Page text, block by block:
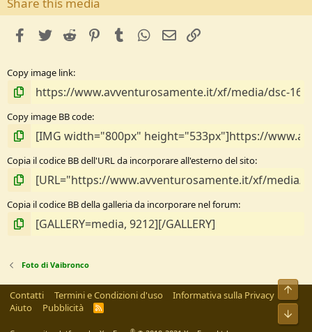
t
facebookTwitterReddit PinterestTumblrWhatsApp
e-mail
Copy image link
Copy image BB code
Copia il codice BB dell'URL da incorporare all'esterno del sito
Copia il codice BB della galleria da incorporare nel forum
Foto di Vaibronco
Contatti Termini e Condizioni d'uso
Informativa sulla Privacy
Aiuto
Pubblicità
R
Alto